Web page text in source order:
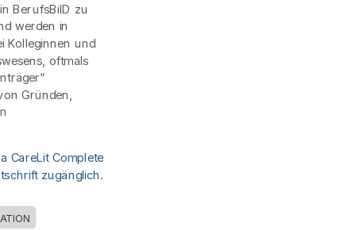
BerufsBilD zu
werden in
Kolleginnen und
oftmals
Gründen,
CareLit Complete
zugänglich.